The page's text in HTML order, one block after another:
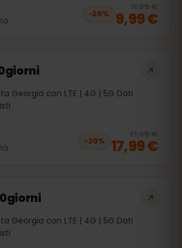
−20%
11,99 €
9,99 €
Georgia con LTE | 4G | 5G Dati
−20%
21,99 €
17,99 €
Georgia con LTE | 4G | 5G Dati